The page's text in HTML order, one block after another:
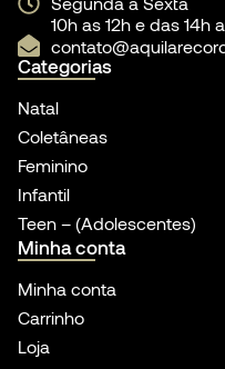
10h as 12h e das 14h
Categorias
Natal
Coletâneas
Feminino
Infantil
Teen – (Adolescentes)
Minha conta
Minha conta
Carrinho
Loja